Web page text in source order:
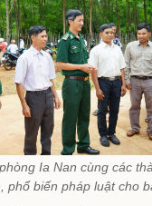
Ia Nan cùng các
phổ biến pháp luật cho